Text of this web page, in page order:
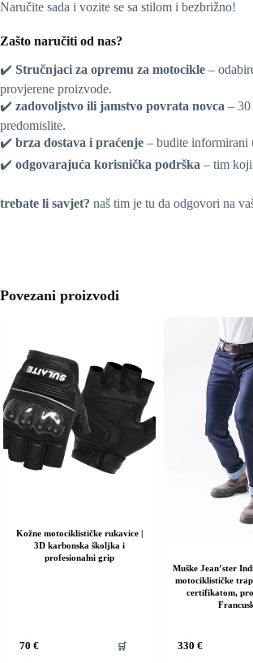
Naručite sada i vozite se sa stilom i bezbrižno!
Zašto naručiti od nas?
✔️ Stručnjaci za opremu za motocikle –
provjerene proizvode.
✔️ zadovoljstvo ili jamstvo povrata novca – 30
predomislite.
✔️ brza dostava i praćenje – budite informirani
✔️ odgovarajuća korisnička podrška – tim koji
trebate li savjet? naš tim je tu da odgovori na
Povezani proizvodi
Kožne motociklističke rukavice |
3D karbonska školjka i
profesionalni grip
70€ 🛒
Muške Jean’ster
motociklističke
certifikatom,
330 €